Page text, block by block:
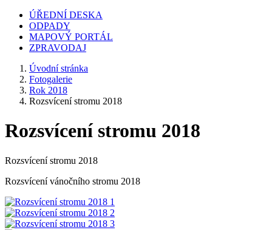
ÚŘEDNÍ DESKA
ODPADY
MAPOVÝ PORTÁL
ZPRAVODAJ
Úvodní stránka
Fotogalerie
Rok 2018
Rozsvícení stromu 2018
Rozsvícení stromu 2018
Rozsvícení stromu 2018
Rozsvícení vánočního stromu 2018